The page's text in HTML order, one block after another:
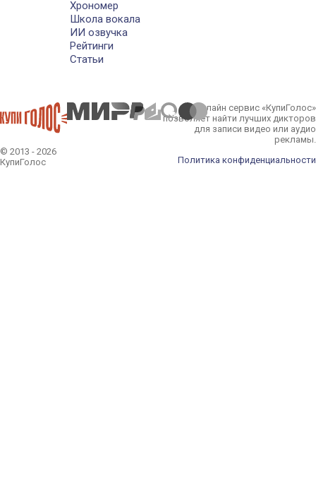
Хрономер
Школа вокала
ИИ озвучка
Рейтинги
Статьи
© 2013 - 2026
КупиГолос
Онлайн сервис «КупиГолос»
позволяет найти лучших дикторов
для записи видео или аудио
рекламы.
Политика конфиденциальности